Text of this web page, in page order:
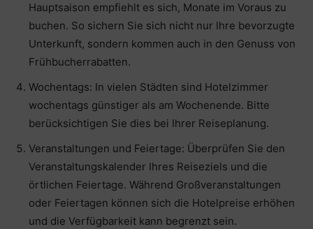
Hauptsaison empfiehlt es sich, Monate im Voraus zu
buchen. So sichern Sie sich nicht nur Ihre bevorzugte
Unterkunft, sondern kommen auch in den Genuss von
Frühbucherrabatten.
Wochentags: In vielen Städten sind Hotelzimmer
wochentags günstiger als am Wochenende. Bitte
berücksichtigen Sie dies bei Ihrer Reiseplanung.
Veranstaltungen und Feiertage: Überprüfen Sie den
Veranstaltungskalender Ihres Reiseziels und die
örtlichen Feiertage. Während Großveranstaltungen
oder Feiertagen können sich die Hotelpreise erhöhen
und die Verfügbarkeit kann begrenzt sein.